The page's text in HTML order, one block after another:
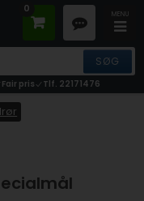
Fair pris Tlf. 22171476
0